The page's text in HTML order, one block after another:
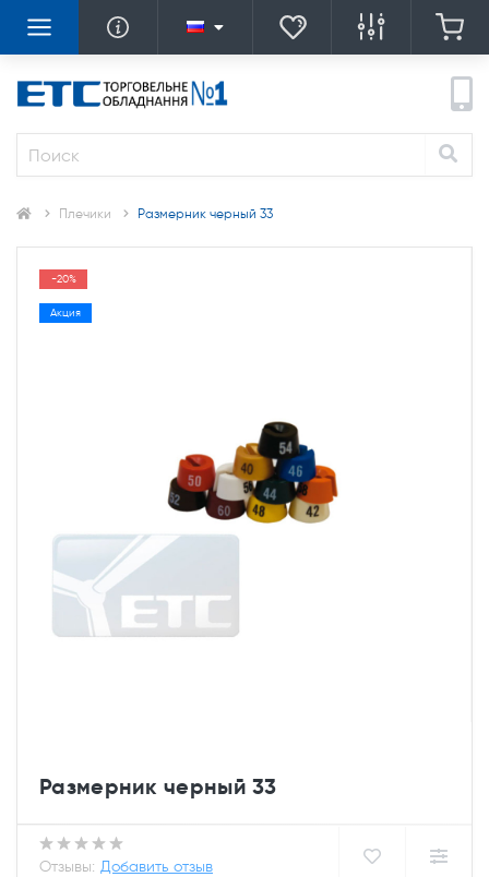
Плечики Размерник черный 33
-20%
Акция
Размерник черный 33
Отзывы: Добавить отзыв